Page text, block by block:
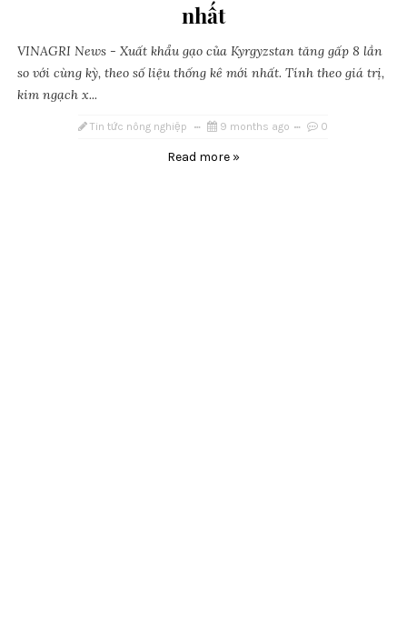
nhất
VINAGRI News - Xuất khẩu gạo của Kyrgyzstan tăng gấp 8 lần
so với cùng kỳ, theo số liệu thống kê mới nhất. Tính theo giá trị,
kim ngạch x...
Tin tức nông nghiệp 9 months ago 0
Read more »